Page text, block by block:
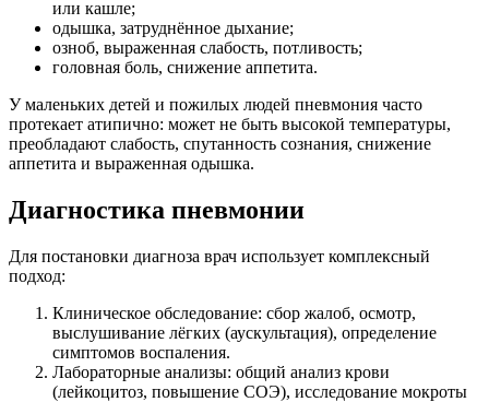
или кашле;
одышка, затруднённое дыхание;
озноб, выраженная слабость, потливость;
головная боль, снижение аппетита.
У маленьких детей и пожилых людей пневмония часто
протекает атипично: может не быть высокой температуры,
преобладают слабость, спутанность сознания, снижение
аппетита и выраженная одышка.
Диагностика пневмонии
Для постановки диагноза врач использует комплексный
подход:
Клиническое обследование: сбор жалоб, осмотр,
выслушивание лёгких (аускультация), определение
симптомов воспаления.
Лабораторные анализы: общий анализ крови
(лейкоцитоз, повышение СОЭ), исследование мокроты